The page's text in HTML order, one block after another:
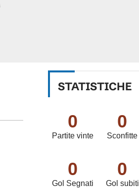
STATISTICHE
0
Partite vinte
0
Sconfitte
0
Gol Segnati
0
Gol subiti